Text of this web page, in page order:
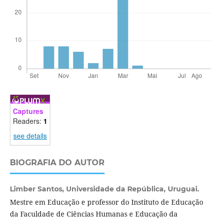
Captures
Readers: 1
see details
BIOGRAFIA DO AUTOR
Limber Santos, Universidade da República, Uruguai.
Mestre em Educação e professor do Instituto de Educação
da Faculdade de Ciências Humanas e Educação da